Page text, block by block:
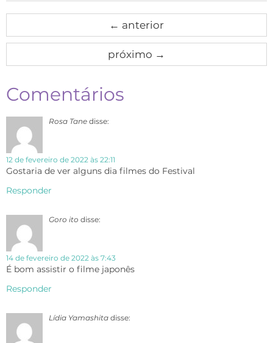
← anterior
próximo →
Comentários
Rosa Tane disse:
12 de fevereiro de 2022 às 22:11
Gostaria de ver alguns dia filmes do Festival
Responder
Goro ito disse:
14 de fevereiro de 2022 às 7:43
É bom assistir o filme japonês
Responder
Lídia Yamashita disse: